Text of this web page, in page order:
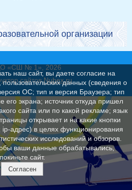
организации
«СШ № 1», 2026
сайтовNubex.ru
наш сайт, вы даете согласие на
данных (сведения о
ОС; тип и версия Браузера; тип
его экрана; источник откуда пришел
сайта или по какой рекламе; язык
открывает и на какие кнопки
ip-адрес) в целях функционирования
исследований и обзоров.
ваши данные обрабатывались,
сайт.
Согласен